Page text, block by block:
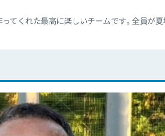
てくれた最高に楽しいチームです。全員が